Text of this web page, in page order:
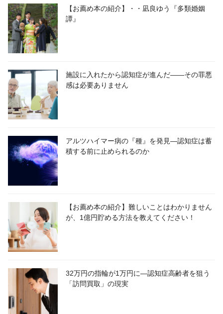
【お薦め本の紹介】・・凪良ゆう『多類婚姻
譚』
施設に入れたから認知症が進んだ――その罪悪
感は必要ありません
アルツハイマー病の『種』を発見―認知症は蓄
積する前に止められるのか
【お薦め本の紹介】難しいことはわかりません
が、1億円貯める方法を教えてください！
32万円の指輪が1万円に―認知症高齢者を狙う
「訪問買取」の現実